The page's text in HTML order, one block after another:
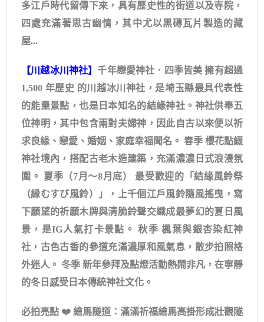
多江戶時代留傳下來，具有歷史性的街道以及寺院，
四處充滿著思古幽情，其中尤以黑磚瓦片製造的藏
屋...
【川越冰川神社】 千年戀愛神社．四季皆美 擁有超過
1,500 年歷史 的川越冰川神社，是埼玉縣最具代表性
的能量景點，也是日本知名的結緣神社。神社供奉五
位神明，其中包含兩對夫婦神，因此自古以來便以祈
求良緣、戀愛、婚姻、家庭幸福聞名。 春季 櫻花點綴
神社境內，搭配古老木造建築，充滿濃濃日式浪漫氛
圍。 夏季（7月～8月底） 最受歡迎的「結緣風鈴祭
（縁むすび風鈴）」，上千個江戶風鈴隨風搖曳，寫
下願望的祈願木牌與清脆鈴聲交織成最夢幻的夏日風
景，是IG人氣打卡景點。 秋季 楓葉與銀杏染紅神
社，古色古香的參道充滿濃厚和風氣息，散步拍照格
外迷人。 冬季 新年參拜及點燈活動熱鬧非凡，在寧靜
的冬日感受日本傳統神社文化。
必拍亮點 ❤️ 繪馬隧道：滿滿祈福繪馬高掛形成壯觀隧